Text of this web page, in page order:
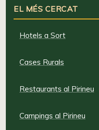
EL MÉS CERCAT
Hotels a Sort
Cases Rurals
Restaurants al Pirineu
Campings al Pirineu